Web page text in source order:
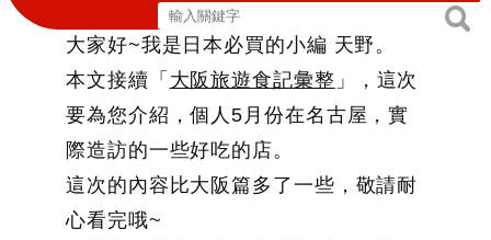
搜
尋
關
鍵
字:
搜
大家好~我是日本必買的小編 天野。
本文接續「 大阪旅遊食記彙整 」，這次
要為您介紹，個人5月份在名古屋，實
際造訪的一些好吃的店。
這次的內容比大阪篇多了一些，敬請耐
心看完哦~